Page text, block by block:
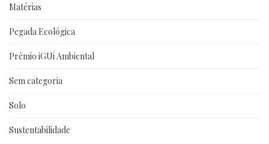
Matérias
Pegada Ecológica
Prêmio iGUi Ambiental
Sem categoria
Solo
Sustentabilidade